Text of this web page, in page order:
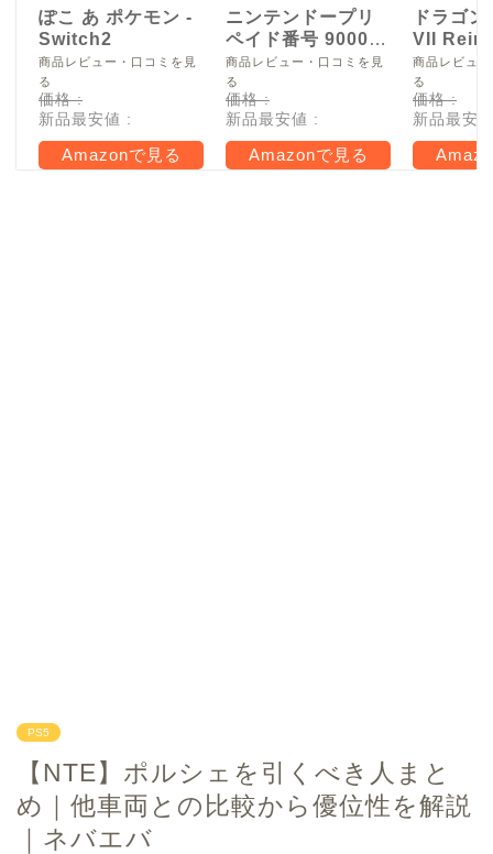
ぽこ あ ポケモン -
Switch2
商品レビュー・口コミを見
る
価格 :
新品最安値 :
Amazonで見る
ニンテンドープリ
ペイド番号 9000
円|オンラインコー
ド版
商品レビュー・口コミを見
る
価格 :
新品最安値 :
Amazonで見る
ドラゴ
VII
Switch2
商品レビュ
る
価格 :
新品最安
PS5
【NTE】ポルシェを引くべき人まと
め｜他車両との比較から優位性を解説
｜ネバエバ